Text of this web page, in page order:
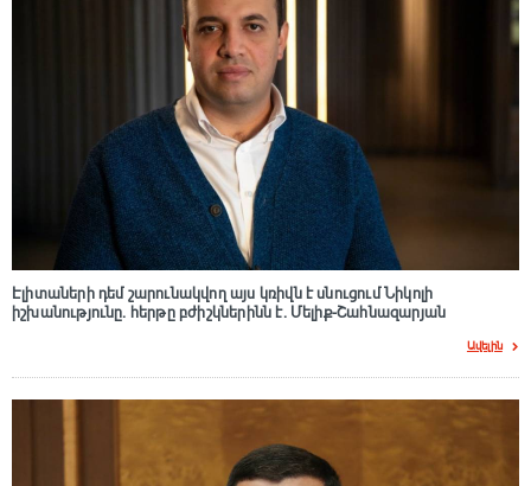
Էլիտաների դեմ շարունակվող այս կռիվն է սնուցում Նիկոլի
իշխանությունը. հերթը բժիշկներինն է. Մելիք-Շահնազարյան
Ավելին